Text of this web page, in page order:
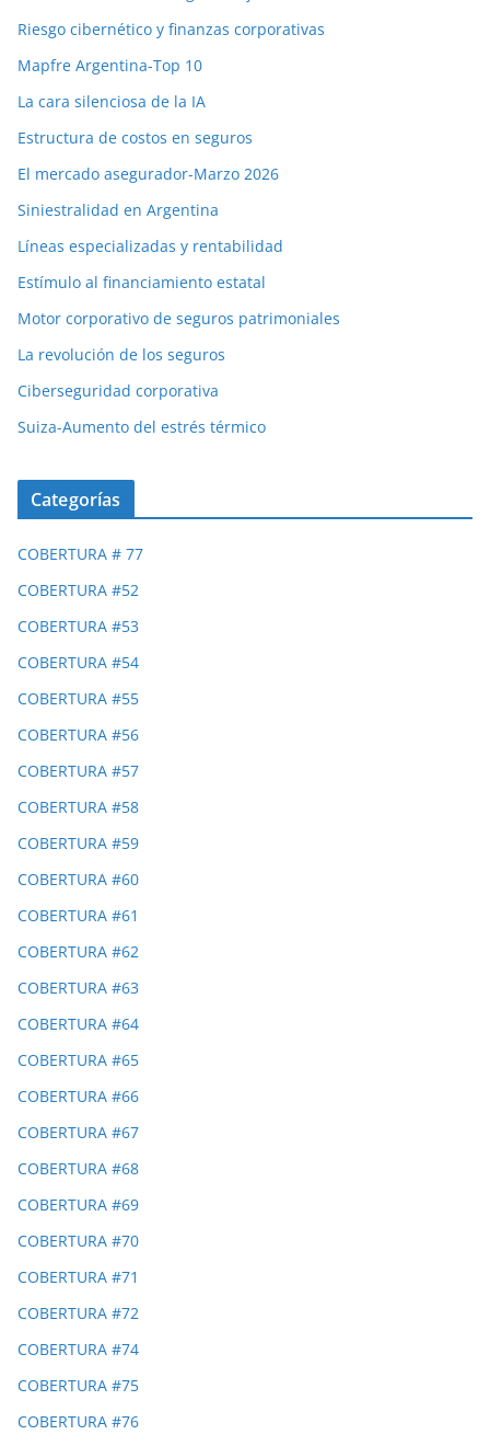
Riesgo cibernético y finanzas corporativas
Mapfre Argentina-Top 10
La cara silenciosa de la IA
Estructura de costos en seguros
El mercado asegurador-Marzo 2026
Siniestralidad en Argentina
Líneas especializadas y rentabilidad
Estímulo al financiamiento estatal
Motor corporativo de seguros patrimoniales
La revolución de los seguros
Ciberseguridad corporativa
Suiza-Aumento del estrés térmico
Categorías
COBERTURA # 77
COBERTURA #52
COBERTURA #53
COBERTURA #54
COBERTURA #55
COBERTURA #56
COBERTURA #57
COBERTURA #58
COBERTURA #59
COBERTURA #60
COBERTURA #61
COBERTURA #62
COBERTURA #63
COBERTURA #64
COBERTURA #65
COBERTURA #66
COBERTURA #67
COBERTURA #68
COBERTURA #69
COBERTURA #70
COBERTURA #71
COBERTURA #72
COBERTURA #74
COBERTURA #75
COBERTURA #76